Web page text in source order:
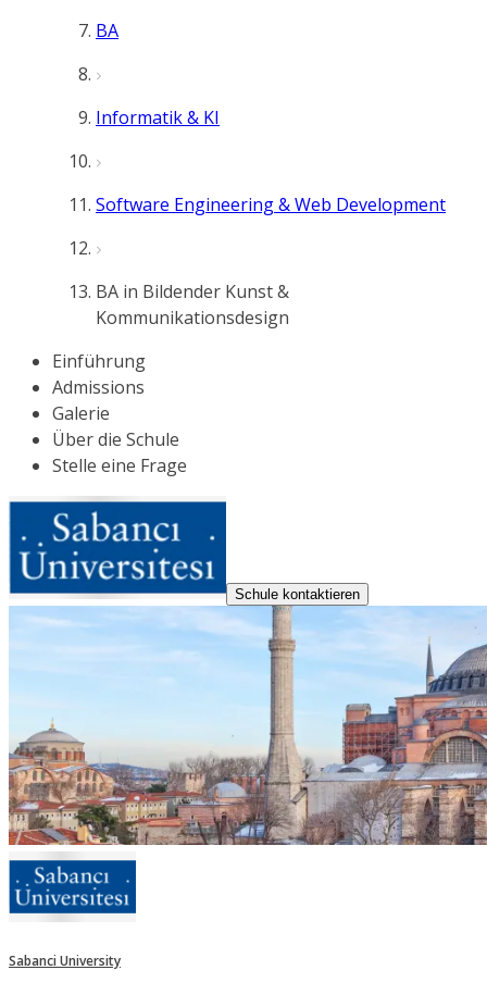
BA
Informatik & KI
Software Engineering & Web Development
BA in Bildender Kunst &
Kommunikationsdesign
Einführung
Admissions
Galerie
Über die Schule
Stelle eine Frage
Schule kontaktieren
Sabanci University